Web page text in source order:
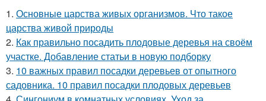
1. Основные царства живых организмов. Что такое
царства живой природы
2. Как правильно посадить плодовые деревья на своём
участке. Добавление статьи в новую подборку
3. 10 важных правил посадки деревьев от опытного
садовника. 10 правил посадки плодовых деревьев